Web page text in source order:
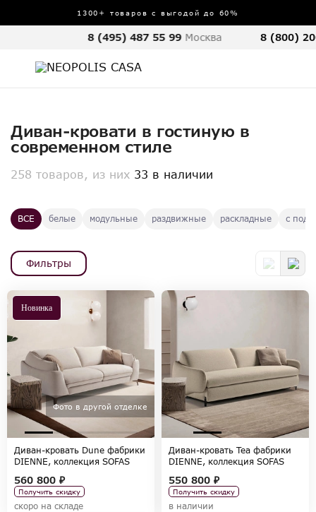
1300+ товаров с выгодой до 60%
8 (495) 487 55 99 Москва 8 (800)
Диван-кровати в гостиную в
современном стиле
258 товаров, из них 33 в наличии
ВСЕ белые модульные раздвижные раскладные с
Фильтры
Новинка
Фото в другой отделке
Диван-кровать Dune фабрики
DIENNE, коллекция SOFAS
560 800 ₽
Получить скидку
скоро на складе
Диван-кровать Tea фабрики
DIENNE, коллекция SOFAS
550 800 ₽
Получить скидку
в наличии